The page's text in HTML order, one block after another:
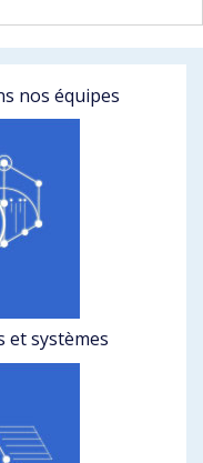
nos équipes
et systèmes